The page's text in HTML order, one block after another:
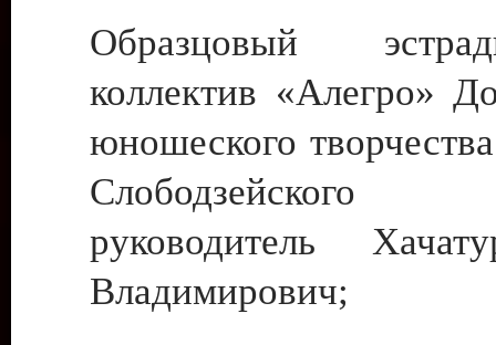
Образцовый
коллектив «Алегро»
юношеского
руководитель
Владимирович;